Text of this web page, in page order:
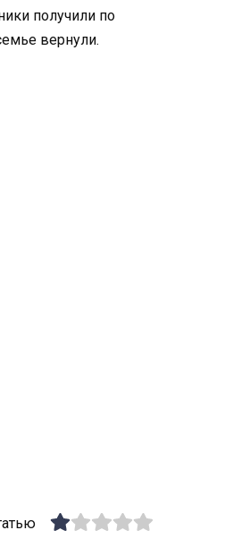
получили по
вернули.